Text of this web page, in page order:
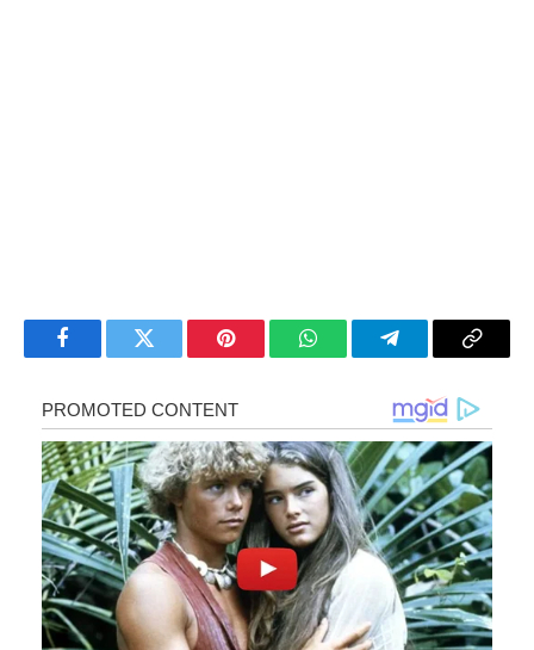
FacebookTwitter Pinterest WhatsAppTelegramCopy